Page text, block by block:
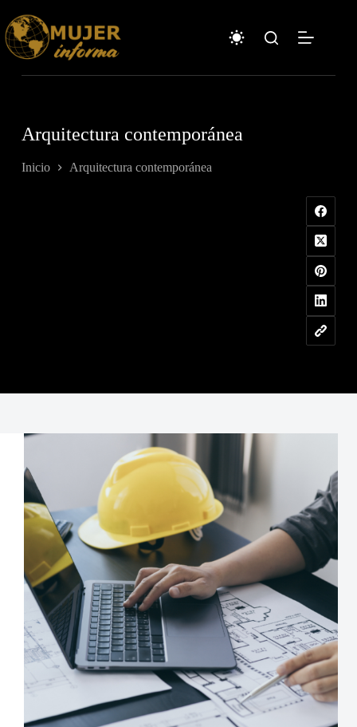
contenido
Arquitectura contemporánea
Inicio Arquitectura contemporánea